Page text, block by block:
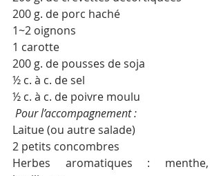
200 g. de porc haché
1~2 oignons
1 carotte
200 g. de pousses de soja
½ c. à c. de sel
½ c. à c. de poivre moulu
Pour l’accompagnement :
Laitue (ou autre salade)
2 petits concombres
Herbes aromatiques : menthe,